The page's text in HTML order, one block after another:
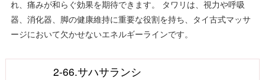
れ、痛みが和らぐ効果を期待できます。 タワリは、視力や呼吸
器、消化器、脚の健康維持に重要な役割を持ち、タイ古式マッサ
ージにおいて欠かせないエネルギーラインです。
2-66.サハサランシ